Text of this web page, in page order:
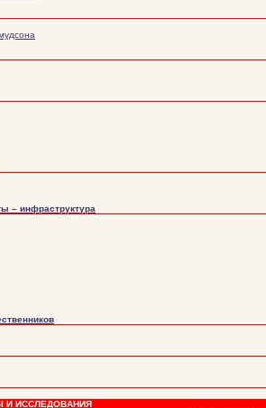
– инфраструктура
И ИССЛЕДОВАНИЯ